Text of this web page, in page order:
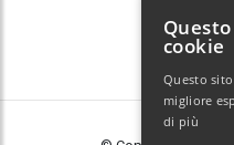
cookie
Questo
migliore
di più